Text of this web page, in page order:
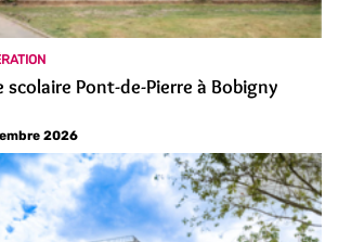
Pont-de-Pierre à Bobigny
2026